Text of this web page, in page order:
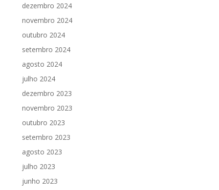
dezembro 2024
novembro 2024
outubro 2024
setembro 2024
agosto 2024
julho 2024
dezembro 2023
novembro 2023
outubro 2023
setembro 2023
agosto 2023
julho 2023
junho 2023